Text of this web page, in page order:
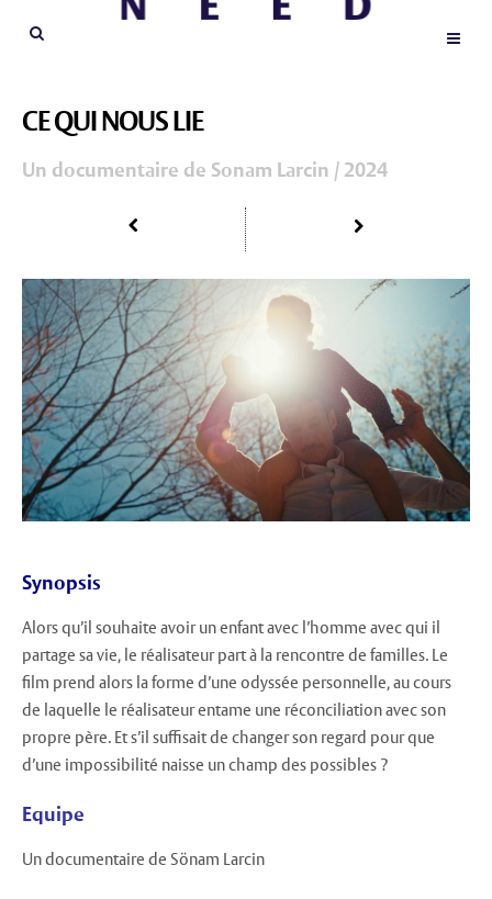
CE QUI NOUS LIE
Un documentaire de Sonam Larcin / 2024
Synopsis
Alors qu’il souhaite avoir un enfant avec l’homme avec qui il
partage sa vie, le réalisateur part à la rencontre de familles. Le
film prend alors la forme d’une odyssée personnelle, au cours
de laquelle le réalisateur entame une réconciliation avec son
propre père. Et s’il suffisait de changer son regard pour que
d’une impossibilité naisse un champ des possibles ?
Equipe
Un documentaire de Sönam Larcin